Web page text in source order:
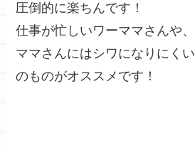
圧倒的に楽ちんです！
仕事が忙しいワーママさんや、
ママさんにはシワになりにくい
のものがオススメです！